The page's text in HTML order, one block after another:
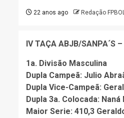
22 anos ago Redação
IV TAÇA ABJB/SANPA´S
1a. Divisão Masculina
Dupla Campeã: Julio
Dupla Vice-Campeã:
Dupla 3a. Colocada:
Maior Serie: 410,3